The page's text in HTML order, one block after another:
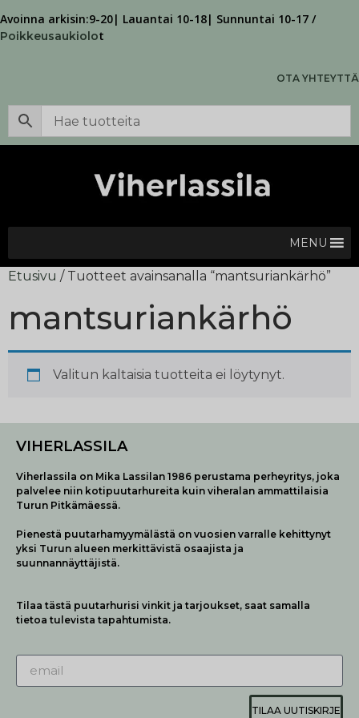
Avoinna arkisin:9-20| Lauantai 10-18| Sunnuntai 10-17 /
Poikkeusaukiolot
OTA YHTEYTTÄ
MENU
Etusivu / Tuotteet avainsanalla “mantsuriankärhö”
mantsuriankärhö
Valitun kaltaisia tuotteita ei löytynyt.
VIHERLASSILA
Viherlassila on Mika Lassilan 1986 perustama perheyritys, joka
palvelee niin kotipuutarhureita kuin viheralan ammattilaisia
Turun Pitkämäessä.
Pienestä puutarhamyymälästä on vuosien varralle kehittynyt
yksi Turun alueen merkittävistä osaajista ja
suunnannäyttäjistä.
Tilaa tästä puutarhurisi vinkit ja tarjoukset, saat samalla
tietoa tulevista tapahtumista.
TILAA UUTISKIRJE